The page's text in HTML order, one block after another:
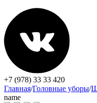
+7 (978) 33 33 420
Главная/Головные уборы/
name